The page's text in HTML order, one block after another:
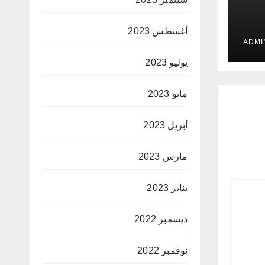
في
أغسطس 2023
يوليو 2023
مايو 2023
أبريل 2023
مارس 2023
يناير 2023
ديسمبر 2022
نوفمبر 2022